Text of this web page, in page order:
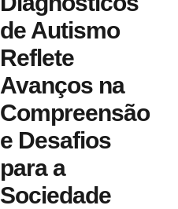
de Autismo
Reflete
Avanços na
Compreensão
e Desafios
para a
Sociedade